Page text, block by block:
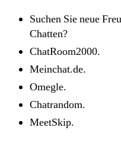
Suchen Sie neue
Chatten?
ChatRoom2000.
Meinchat.de.
Omegle.
Chatrandom.
MeetSkip.